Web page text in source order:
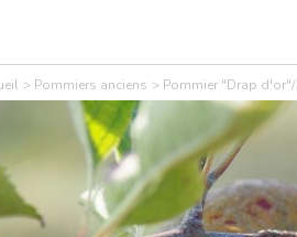
Pommiers anciens Pommier "Drap d'or"/